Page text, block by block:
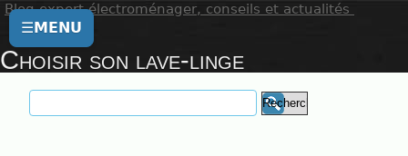
Blog expert électroménager, conseils et actualités
Choisir son lave-linge
☰MENU